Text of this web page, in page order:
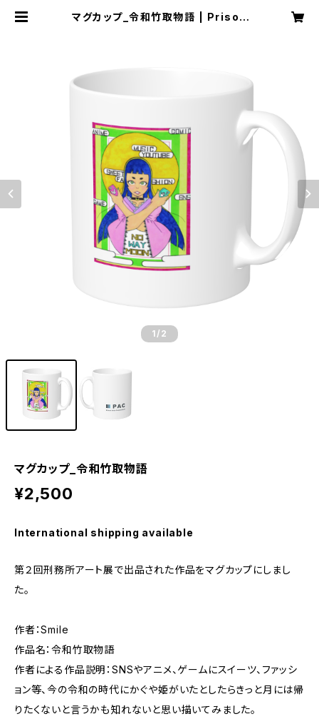
マグカップ_令和竹取物語 | Prison
1 /2
マグカップ_令和竹取物語
¥2,500
International shipping available
第２回刑務所アート展で出品された作品をマグカップにしまし
た。
作者：Smile
作品名：令和竹取物語
作者による作品説明：SNSやアニメ、ゲームにスイーツ、ファッシ
ョン等、今の令和の時代にかぐや姫がいたとしたらきっと月には帰
りたくないと言うかも知れないと思い描いてみました。